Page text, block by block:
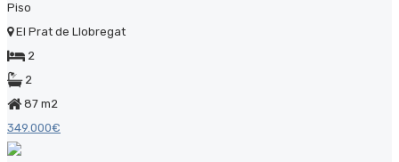
Piso
El Prat de Llobregat
2
2
87 m2
349.000€